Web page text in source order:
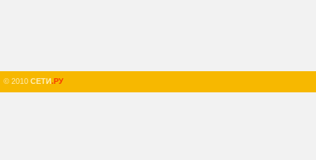
© 2010 СЕТИ.РУ